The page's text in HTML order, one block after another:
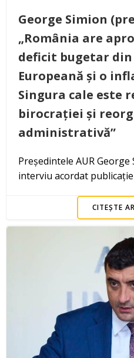
George Simion
„România are
deficit bugetar din
Europeană și o
Singura cale este
birocrației și
administrativă”
Președintele AUR
interviu acordat
CITEȘTE